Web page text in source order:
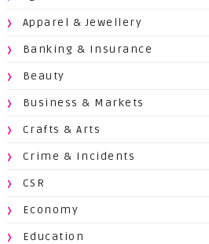
Apparel & Jewellery
Banking & Insurance
Beauty
Business & Markets
Crafts & Arts
Crime & Incidents
CSR
Economy
Education